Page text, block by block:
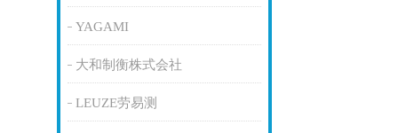
YAGAMI
大和制衡株式会社
LEUZE劳易测